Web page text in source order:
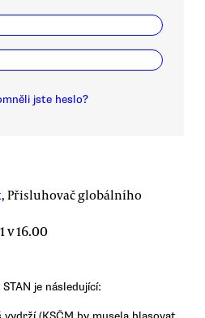
jste heslo?
, Přisluhovač globálního
v 16.00
je následující: